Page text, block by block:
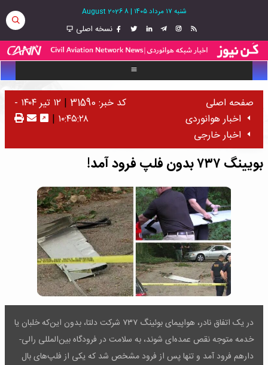
شنبه ۱۷ مرداد ۱۴۰۵ |
8 August 2026
نسخه اصلی
صفحه اصلی
اخبار هوانوردی
اخبار خارجی
کد خبر: 31590 |
۱۲ تیر ۱۴۰۴ -
۱۰:۴۵:۲۸ |
بویینگ ۷۳۷ بدون فلپ فرود آمد!
در یک اتفاق نادر، هواپیمای بوئینگ ۷۳۷ شرکت دلتا، بدون این‌که خلبان یا
خدمه متوجه نقص عمده‌ای شوند، به سلامت در فرودگاه بین‌المللی رالی-
دارهم فرود آمد و تنها پس از فرود مشخص شد که یکی از فلپ‌های بال